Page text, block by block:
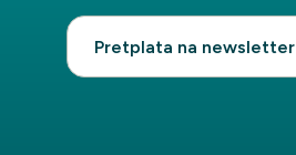
Pretplata na newsletter